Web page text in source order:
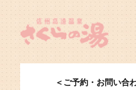
＜ご予約・お問い合